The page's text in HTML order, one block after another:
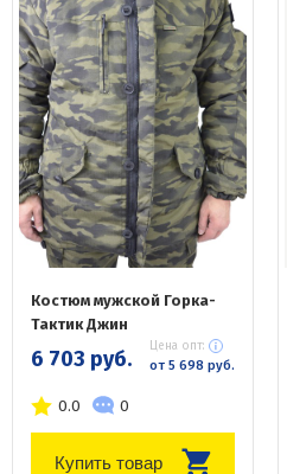
Костюм мужской Горка-
Тактик Джин
6 703 руб. Цена опт:
от 5 698 руб.
0.0 0
Купить товар